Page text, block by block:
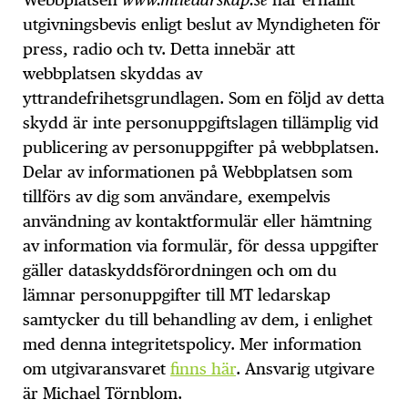
utgivningsbevis enligt beslut av Myndigheten för
press, radio och tv. Detta innebär att
webbplatsen skyddas av
yttrandefrihetsgrundlagen. Som en följd av detta
skydd är inte personuppgiftslagen tillämplig vid
publicering av personuppgifter på webbplatsen.
Delar av informationen på Webbplatsen som
tillförs av dig som användare, exempelvis
användning av kontaktformulär eller hämtning
av information via formulär, för dessa uppgifter
gäller dataskyddsförordningen och om du
lämnar personuppgifter till MT ledarskap
samtycker du till behandling av dem, i enlighet
med denna integritetspolicy. Mer information
om utgivaransvaret finns här. Ansvarig utgivare
är Michael Törnblom.